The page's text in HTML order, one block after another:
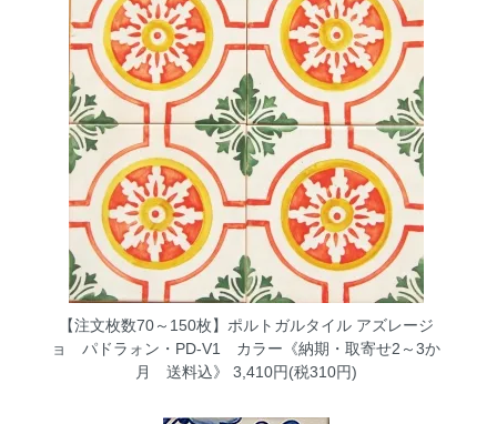
【注文枚数70～150枚】ポルトガルタイル アズレージ
ョ パドラォン・PD-V1 カラー《納期・取寄せ2～3か
月 送料込》
3,410円(税310円)